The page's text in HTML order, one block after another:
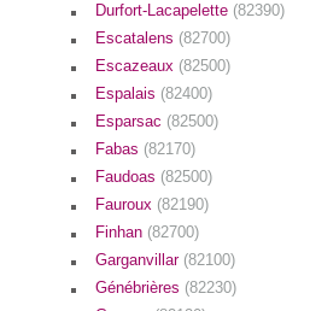
Durfort-Lacapelette (82390)
Escatalens (82700)
Escazeaux (82500)
Espalais (82400)
Esparsac (82500)
Fabas (82170)
Faudoas (82500)
Fauroux (82190)
Finhan (82700)
Garganvillar (82100)
Génébrières (82230)